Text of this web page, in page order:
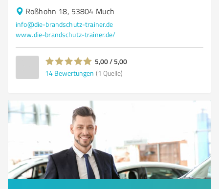
Roßhohn 18, 53804 Much
info@die-brandschutz-trainer.de
www.die-brandschutz-trainer.de/
5,00 / 5,00
14 Bewertungen (1 Quelle)